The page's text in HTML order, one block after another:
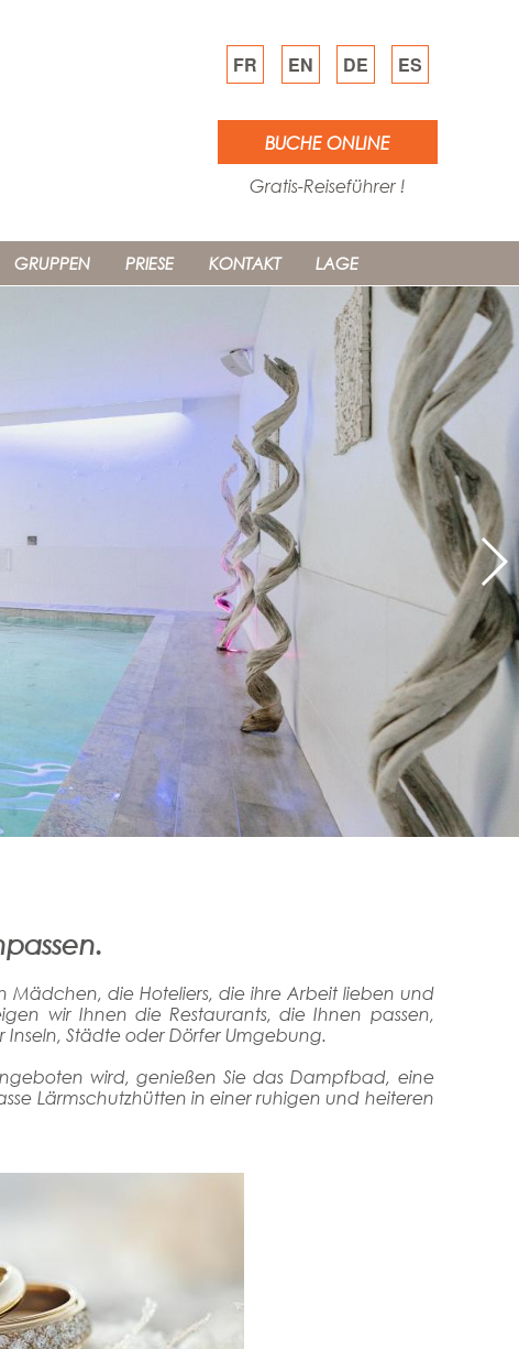
FR EN DE ES
BUCHE ONLINE
Gratis-Reiseführer !
GRUPPEN PRIESE KONTAKT LAGE
Mädchen, die Hoteliers, die ihre Arbeit lieben und
wir Ihnen die Restaurants, die Ihnen passen,
Städte oder Dörfer Umgebung.
wird, genießen Sie das Dampfbad, eine
Lärmschutzhütten in einer ruhigen und heiteren